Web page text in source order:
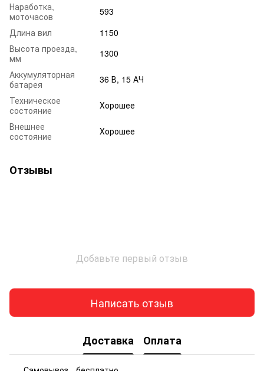
Наработка,
моточасов
593
Длина вил
1150
Высота проезда,
мм
1300
Аккумуляторная
батарея
36 В, 15 АЧ
Техническое
состояние
Хорошее
Внешнее
состояние
Хорошее
Отзывы
Добавьте первый отзыв
Написать отзыв
Доставка Оплата